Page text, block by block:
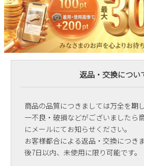
返品・交換につい
商品の品質につきましては万全を期
一不良・破損などがございましたら
にメールにてお知らせください。
お客様都合による返品・交換につき
後7日以内、未使用に限り可能です。